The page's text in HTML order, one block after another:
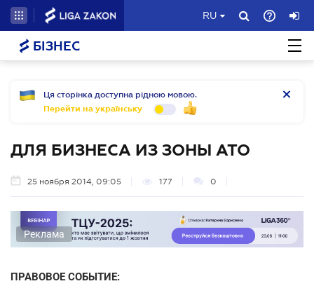
RU
БІЗНЕС
Ця сторінка доступна рідною мовою.
Перейти на українську
ДЛЯ БИЗНЕСА ИЗ ЗОНЫ АТО
25 ноября 2014, 09:05 177 0
Реклама
ПРАВОВОЕ СОБЫТИЕ: